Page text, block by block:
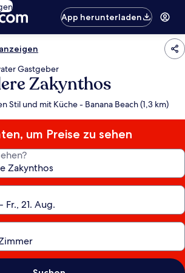
App herunterladen
Gastgeber
Zakynthos
Stil und mit Küche - Banana Beach (1,3 km)
um Preise zu sehen